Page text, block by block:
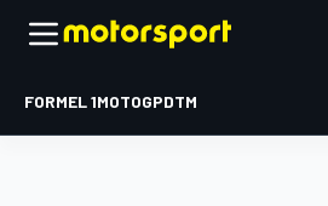
FORMEL 1MOTOGPDTM